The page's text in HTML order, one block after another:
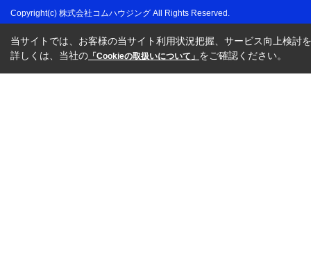
Copyright(c) 株式会社コムハウジング All Rights Reserved.
当サイトでは、お客様の当サイト利用状況把握、サービス向上検討
詳しくは、当社の 「Cookieの取扱いについて」 をご確認ください。